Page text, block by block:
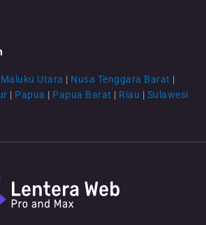
Maluku Utara | Nusa Tenggara Barat |
| Papua | Papua Barat | Riau | Sulawesi